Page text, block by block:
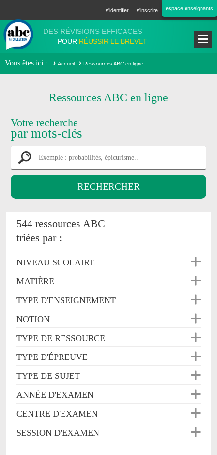
s'identifier s'inscrire espace enseignants
DES RÉVISIONS EFFICACES
POUR RÉUSSIR LE BREVET
Vous êtes ici Accueil Ressources ABC en ligne
Ressources ABC en ligne
Votre recherche
par mots-clés
544 ressources ABC
triées par :
NIVEAU SCOLAIRE
MATIÈRE
TYPE D'ENSEIGNEMENT
NOTION
TYPE DE RESSOURCE
TYPE D'ÉPREUVE
TYPE DE SUJET
ANNÉE D'EXAMEN
CENTRE D'EXAMEN
SESSION D'EXAMEN